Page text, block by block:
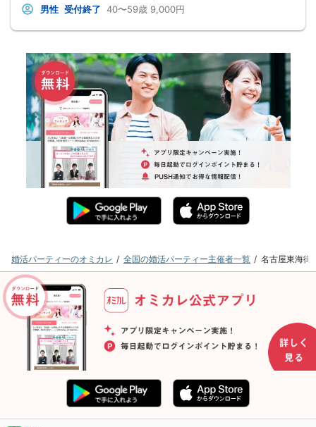
男性 受付終了 40〜59歳 9,000円
婚活パーティーのオミカレ 全国の婚活パーティー主催者一覧 名古屋東海街